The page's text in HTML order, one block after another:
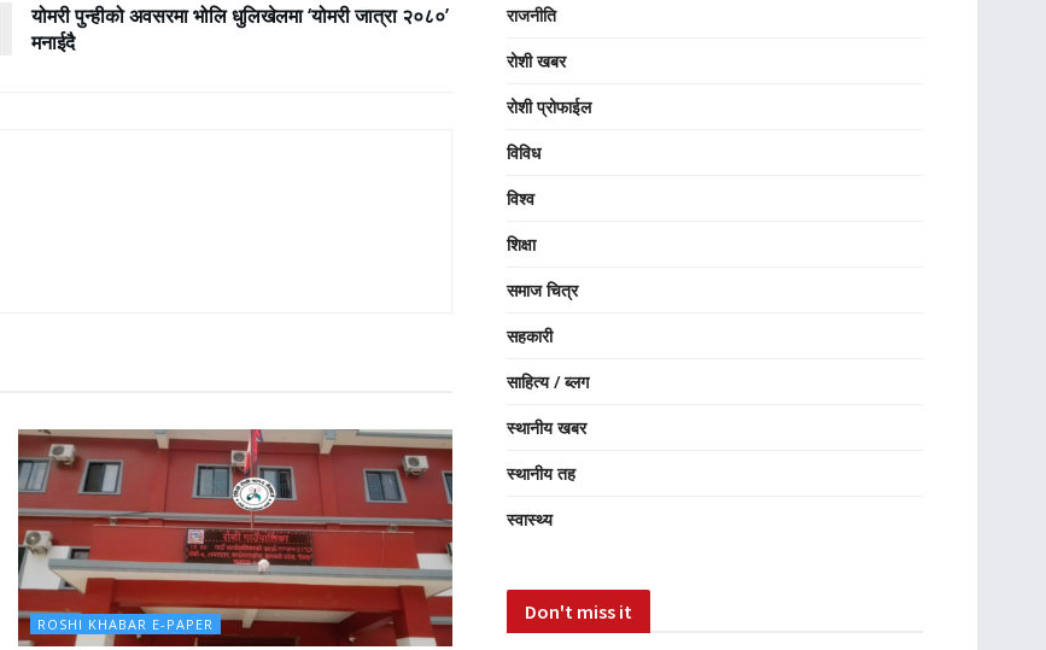
योमरी पुन्हीको अवसरमा भोलि धुलिखेलमा ‘योमरी जात्रा २०८०’
मनाईदै
ROSHI KHABAR E-PAPER
राजनीति
रोशी खबर
रोशी प्रोफाईल
विविध
विश्व
शिक्षा
समाज चित्र
सहकारी
साहित्य / ब्लग
स्थानीय खबर
स्थानीय तह
स्वास्थ्य
Don't miss it